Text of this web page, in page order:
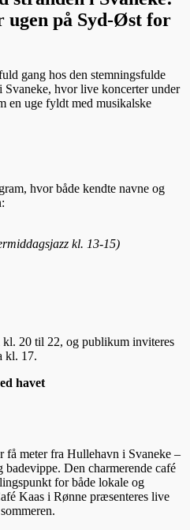
ugen på Syd-Øst for
gang hos den stemningsfulde
i Svaneke, hvor live koncerter under
en uge fyldt med musikalske
hvor både kendte navne og
kl. 13-15)
20 til 22, og publikum inviteres
kl. 17.
havet
få meter fra Hullehavn i Svaneke –
badevippe. Den charmerende café
for både lokale og
Kaas i Rønne præsenteres live